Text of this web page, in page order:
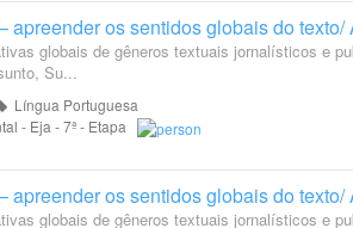
apreender os sentidos globais do
globais de gêneros textuais jornalísticos e
Su...
Língua Portuguesa
- Eja - 7ª - Etapa
apreender os sentidos globais do
globais de gêneros textuais jornalísticos e